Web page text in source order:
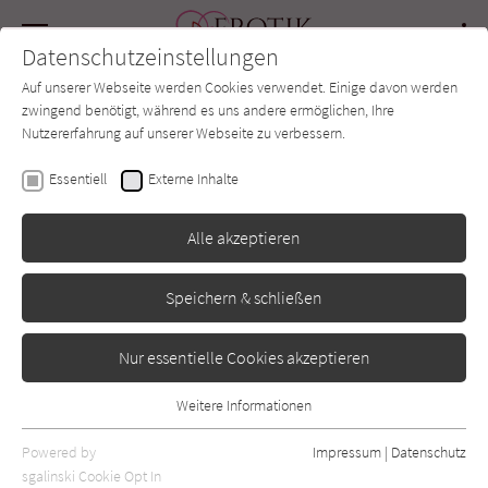
SUCHE Forum Charts Newsletter
Carly Phillips
Love not Lost -
Wunschlos
Erschienen: Januar 2023 0
Datenschutzeinstellungen
Auf unserer Webseite werden Cookies verwendet. Einige davon werden
zwingend benötigt, während es uns andere ermöglichen, Ihre
Nutzererfahrung auf unserer Webseite zu verbessern.
Essentiell Externe Inhalte
Alle akzeptieren
Speichern & schließen
Nur essentielle Cookies akzeptieren
Essentielle Cookies werden für grundlegende Funktionen der
Webseite benötigt. Dadurch ist gewährleistet, dass die Webseite
Weitere Informationen
Powered by
sgalinski Cookie Opt In
Impressum | Datenschutz